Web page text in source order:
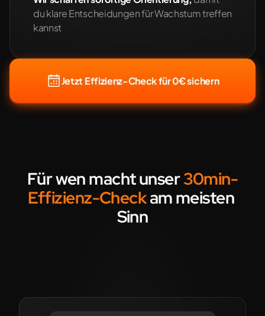
du klare Entscheidungen für Wachstum treffen
kannst
Jetzt Effizienz-Check für 0€ sichern
Für wen macht unser 30min-
Effizienz-Check am meisten
Sinn